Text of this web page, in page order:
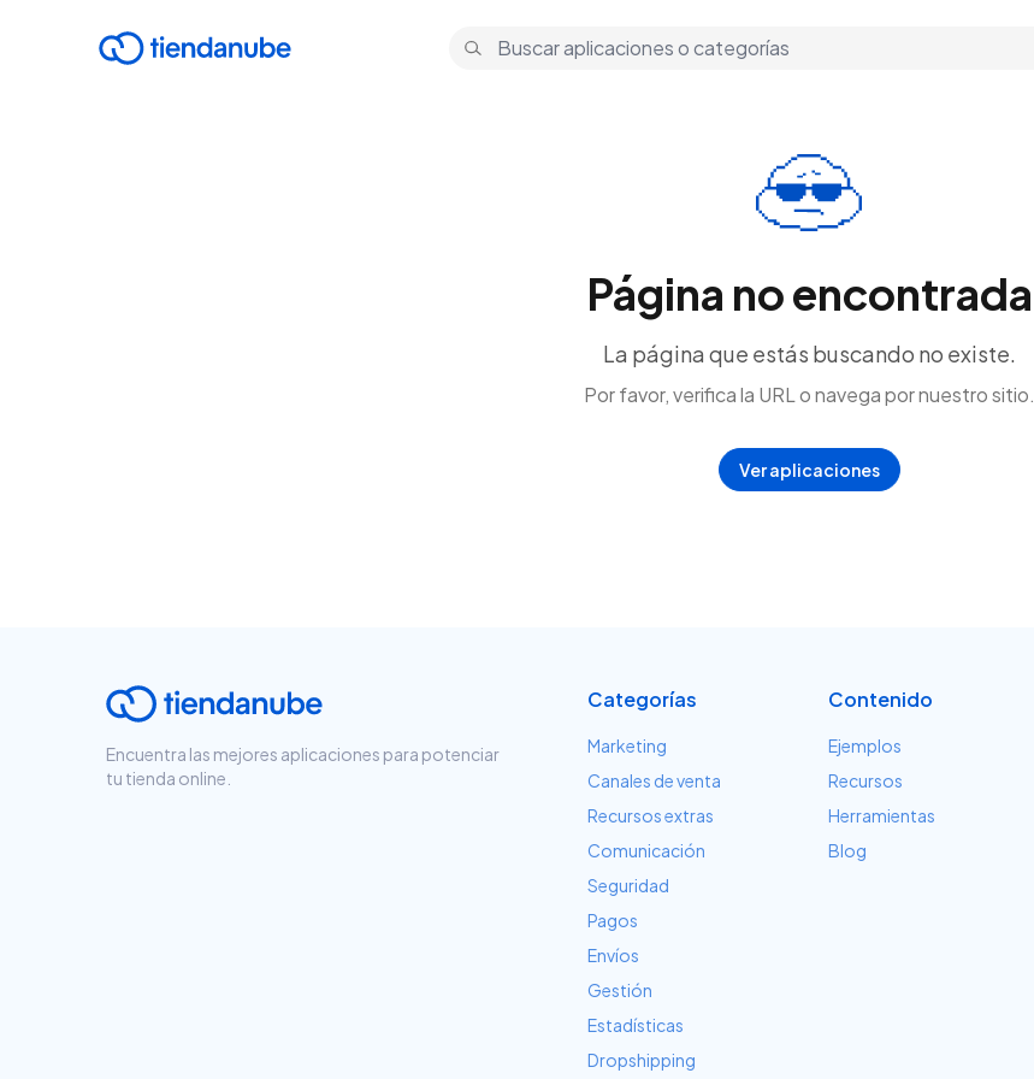
Página no encontrada
La página que estás buscando no existe.
Por favor, verifica la URL o navega por nuestro sitio.
Ver aplicaciones
Encuentra las mejores aplicaciones para potenciar
tu tienda online.
Categorías
Marketing
Canales de venta
Recursos extras
Comunicación
Seguridad
Pagos
Envíos
Gestión
Estadísticas
Dropshipping
Contenido
Ejemplos
Recursos
Herramientas
Blog